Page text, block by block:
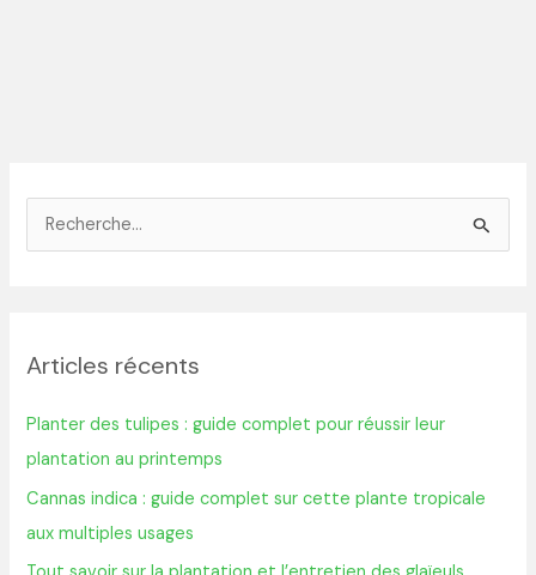
e
c
h
e
r
Articles récents
Planter des tulipes : guide complet pour réussir leur
plantation au printemps
Cannas indica : guide complet sur cette plante tropicale
aux multiples usages